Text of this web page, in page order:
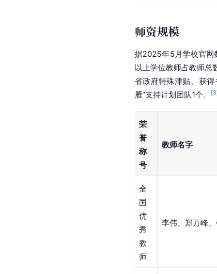
师资规模
据2025年5月学校官网
以上学位教师占教师总
省政府特殊津贴、获
雁”支持计划团队1个。
[3
荣
誉
称
号
教师名字
全
国
优
秀
教
师
李伟、郑万峰